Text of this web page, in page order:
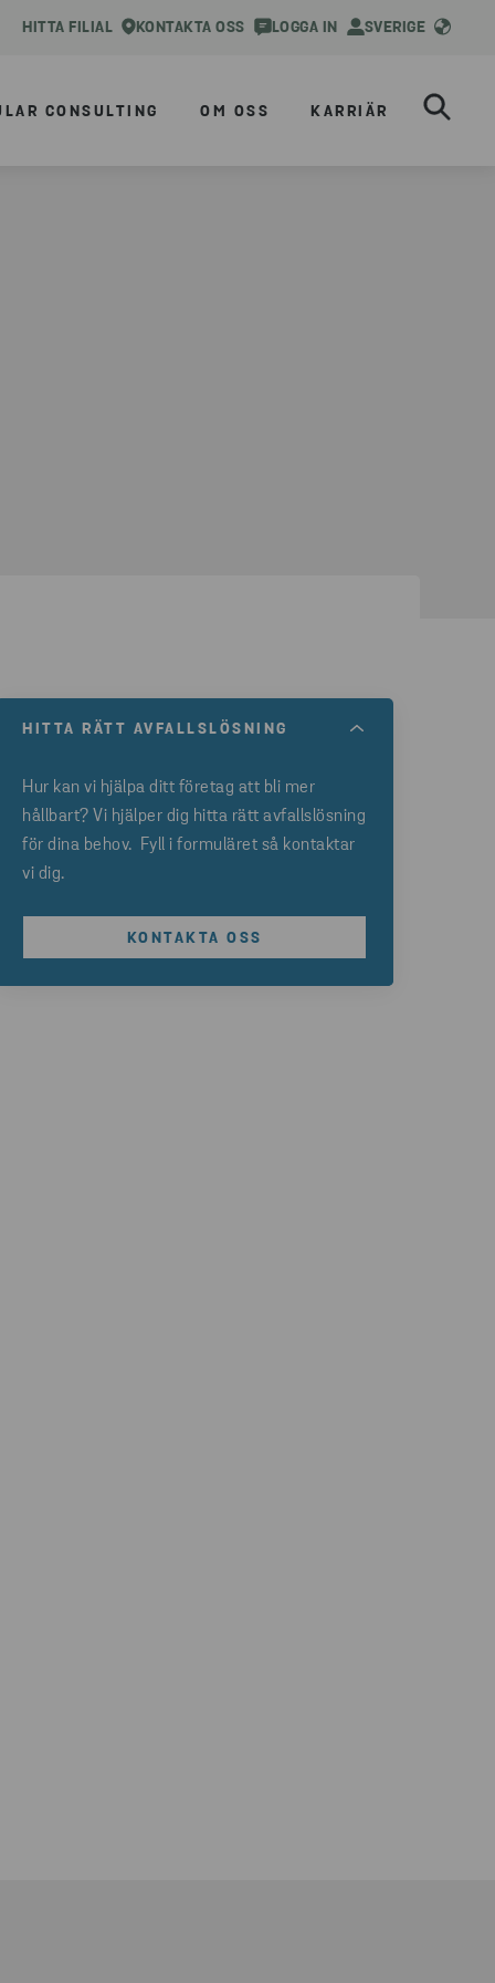
HITTA FILIAL KONTAKTA OSS LOGGA IN SVERIGE
CONSULTING OM OSS KARRIÄR
HITTA RÄTT AVFALLSLÖSNING
Hur kan vi hjälpa ditt företag att bli mer
hållbart? Vi hjälper dig hitta rätt avfallslösning
för dina behov. Fyll i formuläret så kontaktar
vi dig.
KONTAKTA OSS